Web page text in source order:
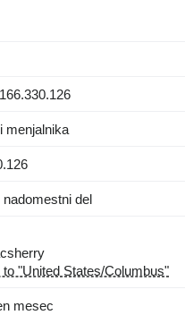
menjalnika
nadomestni del
"United States/Columbus"
mesec